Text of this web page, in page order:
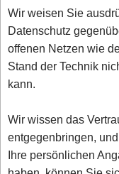
Wir weisen Sie
Datenschutz
offenen Netzen wie
Stand der Technik
kann.
Wir wissen das
entgegenbringen,
Ihre persönlichen